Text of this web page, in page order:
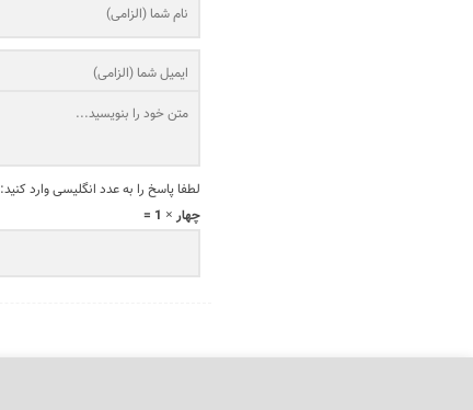
لطفا پاسخ را به عدد انگلیسی وارد کنید:
چهار × 1 =